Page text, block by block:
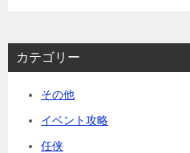
カテゴリー
その他
イベント攻略
任侠